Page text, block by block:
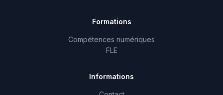
Formations
Compétences numériques
FLE
Informations